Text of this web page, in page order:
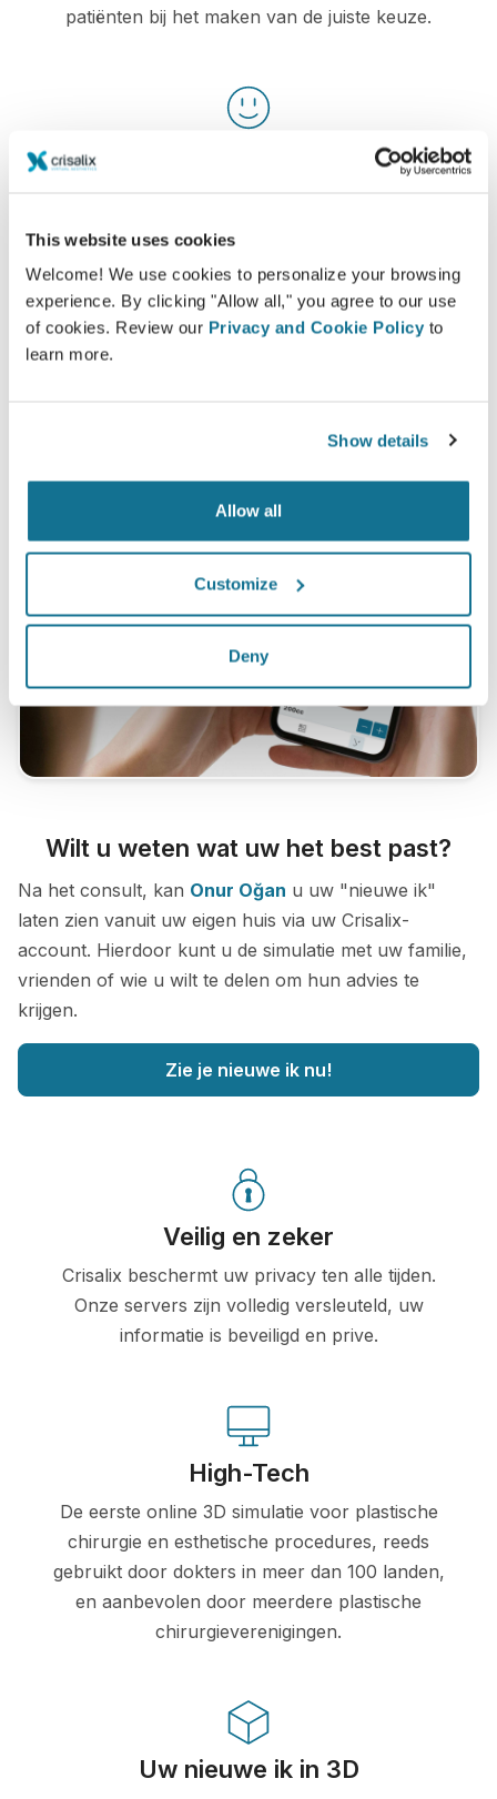
This website uses cookies
Welcome! We use cookies to personalize your browsing
experience. By clicking "Allow all," you agree to our use
of cookies. Review our Privacy and Cookie Policy to
learn more.
Show details
Allow all
Customize
Deny
patiënten bij het maken van de juiste keuze.
de Crisalix 3D simulatie te hebben gezien.*
*Een online onderzoek gevoerd onder patiënten die een
borstvergroting in Zwitserland hadden ondergaan tussen mei
Wilt u weten wat uw het best past?
Na het consult, kan Onur Oğan u uw "nieuwe ik"
laten zien vanuit uw eigen huis via uw Crisalix-
account. Hierdoor kunt u de simulatie met uw familie,
vrienden of wie u wilt te delen om hun advies te
krijgen.
Zie je nieuwe ik nu!
Veilig en zeker
Crisalix beschermt uw privacy ten alle tijden.
Onze servers zijn volledig versleuteld, uw
informatie is beveiligd en prive.
High-Tech
De eerste online 3D simulatie voor plastische
chirurgie en esthetische procedures, reeds
gebruikt door dokters in meer dan 100 landen,
en aanbevolen door meerdere plastische
chirurgieverenigingen.
Uw nieuwe ik in 3D